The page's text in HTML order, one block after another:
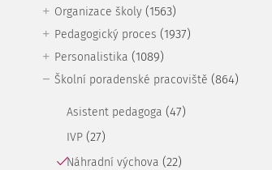
Organizace školy (1563)
Pedagogický proces (1937)
Personalistika (1089)
Školní poradenské pracoviště (864)
Asistent pedagoga (47)
IVP (27)
Náhradní výchova (22)